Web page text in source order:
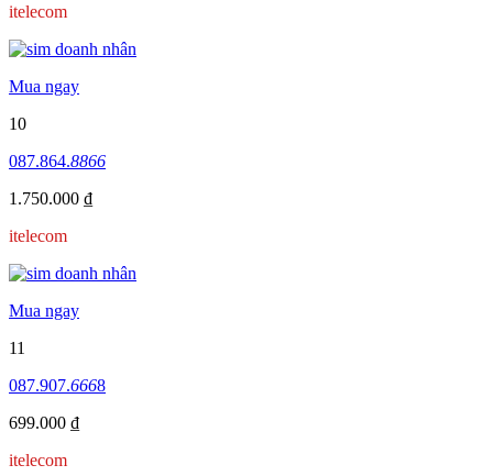
itelecom
Mua ngay
10
087.864.8866
1.750.000 ₫
itelecom
Mua ngay
11
087.907.6668
699.000 ₫
itelecom